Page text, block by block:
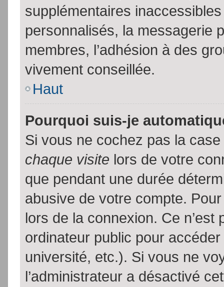
supplémentaires
personnalisés, la messagerie
membres, l’adhésion à des
vivement conseillée.
Haut
Pourquoi suis-je
Si vous ne cochez pas la case
chaque visite lors de votre
que pendant une durée
abusive de votre compte.
lors de la connexion. Ce
ordinateur public pour
université, etc.). Si vous ne
l’administrateur a désactivé